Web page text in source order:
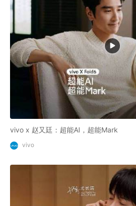
vivo x 赵又廷：超能AI，超能Mark
vivo